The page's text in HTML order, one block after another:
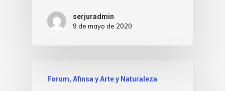
serjuradmin
9 de mayo de 2020
Forum, Afinsa y Arte y Naturaleza